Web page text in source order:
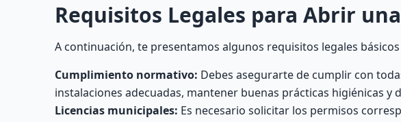
Requisitos Legales para Abrir
A continuación, te presentamos algunos requisitos legales
Cumplimiento normativo: Debes asegurarte de cumplir con
instalaciones adecuadas, mantener buenas prácticas higiénicas y
Licencias municipales: Es necesario solicitar los permisos